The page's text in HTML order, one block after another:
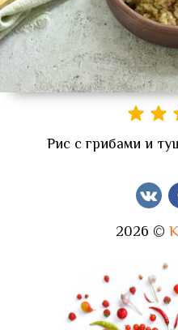
Рис с грибами и
2026 ©